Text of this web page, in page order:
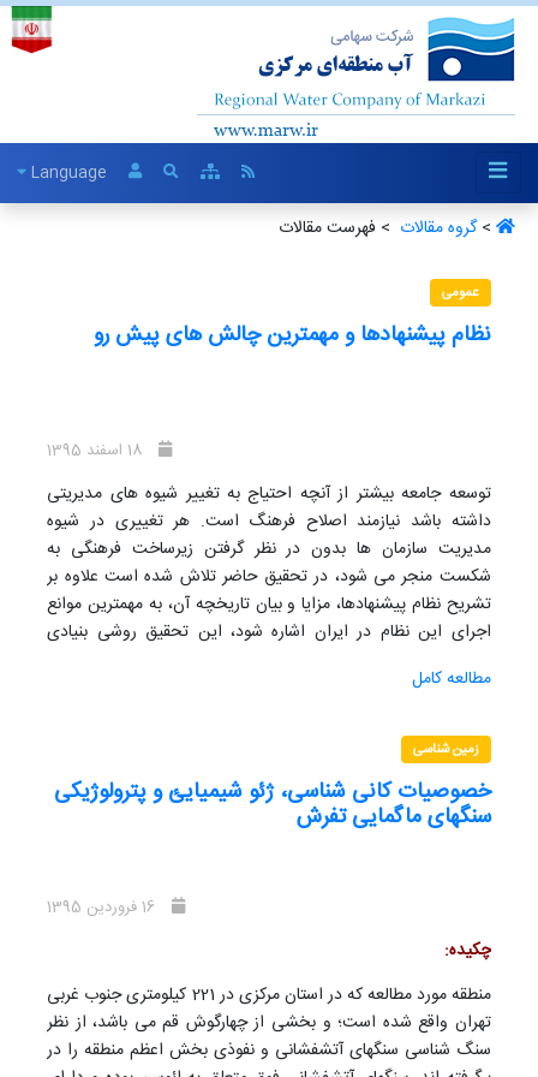
Language
>گروه مقالات ‏ > فهرست مقالات
عمومی
نظام پیشنهادها و مهمترین چالش های پیش رو
توسعه جامعه بیشتر از آنچه احتیاج به تغییر شیوه های مدیریتی
داشته باشد نیازمند اصلاح فرهنگ است. هر تغییری در شیوه
مدیریت سازمان ها بدون در نظر گرفتن زیرساخت فرهنگی به
شکست منجر می شود، در تحقیق حاضر تلاش شده است علاوه بر
تشریح نظام پیشنهادها، مزایا و بیان تاریخچه آن، به مهمترین موانع
اجرای این نظام در ایران اشاره شود، این تحقیق روشی بنیادی
مفاهیمی چون همکاری و مشارکت به نگارش در آمده است.
مطالعه کامل
زمین شناسی
خصوصیات کانی شناسی، ژئو شیمیایئ و پترولوژیکی
سنگهای ماگمایی تفرش
چکیده:
منطقه مورد مطالعه که در استان مرکزی در 221 کیلومتری جنوب غربی
تهران واقع شده است؛ و بخشی از چهارگوش قم می باشد، از نظر
سنگ شناسی سنگهای آتشفشانی و نفوذی بخش اعظم منطقه را در